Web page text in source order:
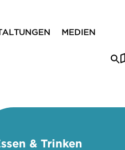
MEDIEN
& Trinken